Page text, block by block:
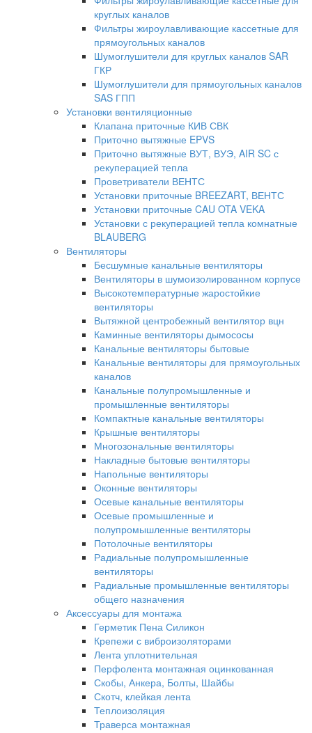
круглых каналов
Фильтры жироулавливающие кассетные для
прямоугольных каналов
Шумоглушители для круглых каналов SAR
ГКР
Шумоглушители для прямоугольных каналов
SAS ГПП
Установки вентиляционные
Клапана приточные КИВ СВК
Приточно вытяжные EPVS
Приточно вытяжные ВУТ, ВУЭ, AIR SC с
рекуперацией тепла
Проветриватели ВЕНТС
Установки приточные BREEZART, ВЕНТС
Установки приточные CAU OTA VEKA
Установки с рекуперацией тепла комнатные
BLAUBERG
Вентиляторы
Бесшумные канальные вентиляторы
Вентиляторы в шумоизолированном корпусе
Высокотемпературные жаростойкие
вентиляторы
Вытяжной центробежный вентилятор вцн
Каминные вентиляторы дымососы
Канальные вентиляторы бытовые
Канальные вентиляторы для прямоугольных
каналов
Канальные полупромышленные и
промышленные вентиляторы
Компактные канальные вентиляторы
Крышные вентиляторы
Многозональные вентиляторы
Накладные бытовые вентиляторы
Напольные вентиляторы
Оконные вентиляторы
Осевые канальные вентиляторы
Осевые промышленные и
полупромышленные вентиляторы
Потолочные вентиляторы
Радиальные полупромышленные
вентиляторы
Радиальные промышленные вентиляторы
общего назначения
Аксессуары для монтажа
Герметик Пена Силикон
Крепежи с виброизоляторами
Лента уплотнительная
Перфолента монтажная оцинкованная
Скобы, Анкера, Болты, Шайбы
Скотч, клейкая лента
Теплоизоляция
Траверса монтажная